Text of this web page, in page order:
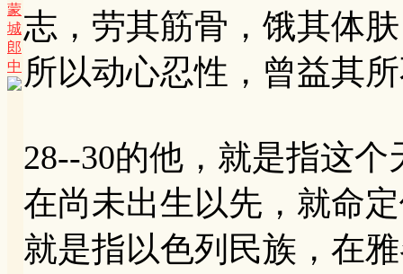
蒙
城
郎
中
志，劳其筋骨，饿其体
所以动心忍性，曾益其
28--30的他，就是指这
在尚未出生以先，就命
就是指以色列民族，在